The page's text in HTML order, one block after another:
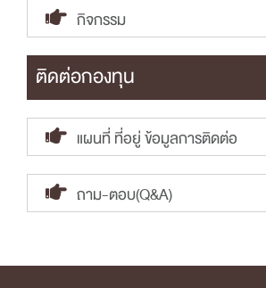
กิจกรรม
ติดต่อกองทุน
แผนที่ ที่อยู่ ข้อมูลการติดต่อ
ถาม-ตอบ(Q&A)